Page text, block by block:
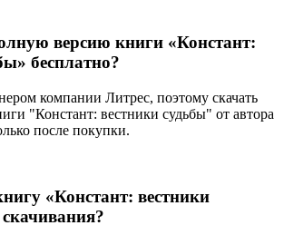
версию книги «Констант:
бесплатно?
компании Литрес, поэтому скачать
"Констант: вестники судьбы" от автора
после покупки.
«Констант: вестники